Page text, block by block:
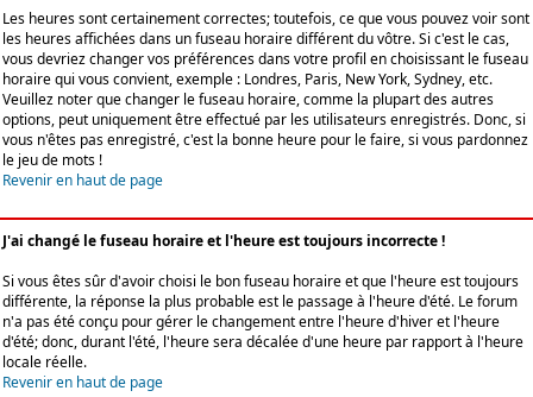
Les heures sont certainement correctes; toutefois, ce que vous pouvez voir sont
les heures affichées dans un fuseau horaire différent du vôtre. Si c'est le cas,
vous devriez changer vos préférences dans votre profil en choisissant le fuseau
horaire qui vous convient, exemple : Londres, Paris, New York, Sydney, etc.
Veuillez noter que changer le fuseau horaire, comme la plupart des autres
options, peut uniquement être effectué par les utilisateurs enregistrés. Donc, si
vous n'êtes pas enregistré, c'est la bonne heure pour le faire, si vous pardonnez
le jeu de mots !
Revenir en haut de page
J'ai changé le fuseau horaire et l'heure est toujours incorrecte !
Si vous êtes sûr d'avoir choisi le bon fuseau horaire et que l'heure est toujours
différente, la réponse la plus probable est le passage à l'heure d'été. Le forum
n'a pas été conçu pour gérer le changement entre l'heure d'hiver et l'heure
d'été; donc, durant l'été, l'heure sera décalée d'une heure par rapport à l'heure
locale réelle.
Revenir en haut de page